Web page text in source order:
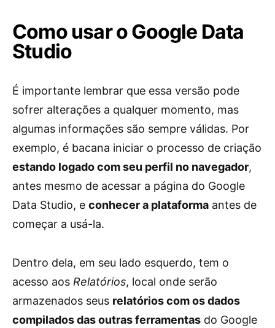
Como usar o Google Data
Studio
É importante lembrar que essa versão pode
sofrer alterações a qualquer momento, mas
algumas informações são sempre válidas. Por
exemplo, é bacana iniciar o processo de criação
estando logado com seu perfil no navegador,
antes mesmo de acessar a página do Google
Data Studio, e conhecer a plataforma antes de
começar a usá-la.
Dentro dela, em seu lado esquerdo, tem o
acesso aos Relatórios, local onde serão
armazenados seus relatórios com os dados
compilados das outras ferramentas do Google